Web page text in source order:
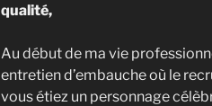
qualité,
Au début de ma vie
entretien d’embauche où le
vous étiez un personnage